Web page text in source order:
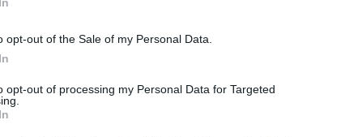
opt-out of the Sale of my Personal Data.
opt-out of processing my Personal Data for Targeted
no es solo “híbrida” ni “biopolítica”, sino
no admite el gaymonio... bendecido en
de la Unión Europea